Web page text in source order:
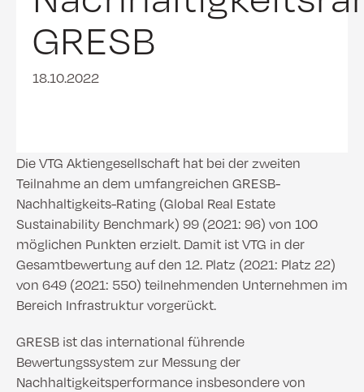
GRESB
18.10.2022
Die VTG Aktiengesellschaft hat bei der zweiten
Teilnahme an dem umfangreichen GRESB-
Nachhaltigkeits-Rating (Global Real Estate
Sustainability Benchmark) 99 (2021: 96) von 100
möglichen Punkten erzielt. Damit ist VTG in der
Gesamtbewertung auf den 12. Platz (2021: Platz 22)
von 649 (2021: 550) teilnehmenden Unternehmen im
Bereich Infrastruktur vorgerückt.
GRESB ist das international führende
Bewertungssystem zur Messung der
Nachhaltigkeitsperformance insbesondere von